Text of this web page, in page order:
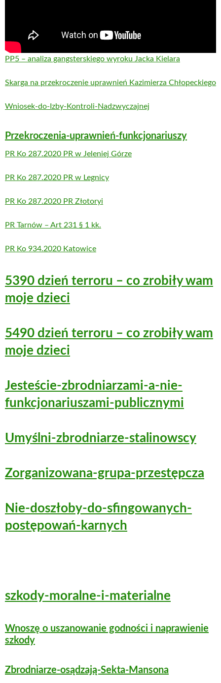
PP5 – analiza gangsterskiego wyroku Jacka Kielara
Skarga na przekroczenie uprawnień Kazimierza Chłopeckiego
Wniosek-do-Izby-Kontroli-Nadzwyczajnej
Przekroczenia-uprawnień-funkcjonariuszy
PR Ko 287.2020 PR w Jeleniej Górze
PR Ko 287.2020 PR w Legnicy
PR Ko 287.2020 PR Złotoryi
PR Tarnów – Art 231 § 1 kk.
PR Ko 934.2020 Katowice
5390 dzień terroru – co zrobiły wam
moje dzieci
5490 dzień terroru – co zrobiły wam
moje dzieci
Jesteście-zbrodniarzami-a-nie-
funkcjonariuszami-publicznymi
Umyślni-zbrodniarze-stalinowscy
Zorganizowana-grupa-przestępcza
Nie-doszłoby-do-sfingowanych-
postępowań-karnych
szkody-moralne-i-materialne
Wnoszę o uszanowanie godności i naprawienie
szkody
Zbrodniarze-osądzają-Sekta-Mansona